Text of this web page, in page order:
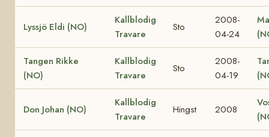
Lyssjö Eldi (NO)
Kallblodig
Travare
Sto
2008-
04-24
Tangen Rikke
(NO)
Kallblodig
Travare
Sto
2008-
04-19
Don Johan (NO)
Kallblodig
Travare
Hingst 2008